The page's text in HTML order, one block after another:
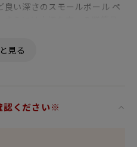
良い深さのスモールボール ペ
な乳白色に藍色で描かれた野
認ください※